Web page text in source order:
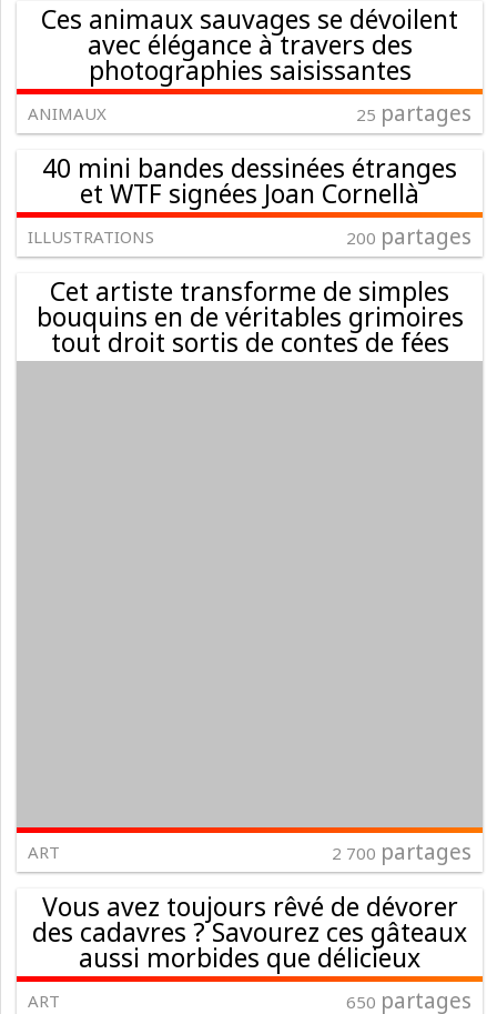
Ces animaux sauvages se dévoilent
avec élégance à travers des
photographies saisissantes
ANIMAUX 25 partages
40 mini bandes dessinées étranges
et WTF signées Joan Cornellà
ILLUSTRATIONS 200 partages
Cet artiste transforme de simples
bouquins en de véritables grimoires
tout droit sortis de contes de fées
ART 2 700 partages
Vous avez toujours rêvé de dévorer
des cadavres ? Savourez ces gâteaux
aussi morbides que délicieux
ART 650 partages